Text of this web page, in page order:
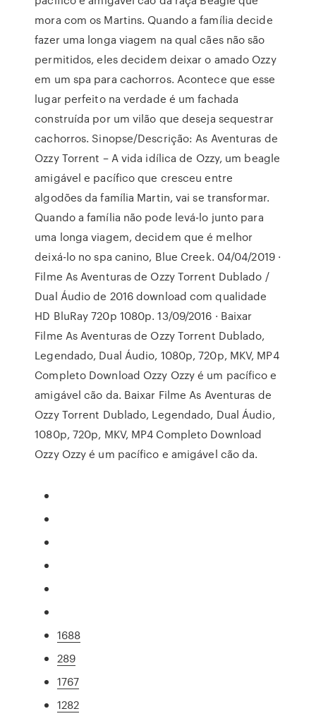
mora com os Martins. Quando a família decide
fazer uma longa viagem na qual cães não são
permitidos, eles decidem deixar o amado Ozzy
em um spa para cachorros. Acontece que esse
lugar perfeito na verdade é um fachada
construída por um vilão que deseja sequestrar
cachorros. Sinopse/Descrição: As Aventuras de
Ozzy Torrent – A vida idílica de Ozzy, um beagle
amigável e pacífico que cresceu entre
algodões da família Martin, vai se transformar.
Quando a família não pode levá-lo junto para
uma longa viagem, decidem que é melhor
deixá-lo no spa canino, Blue Creek. 04/04/2019 ·
Filme As Aventuras de Ozzy Torrent Dublado /
Dual Áudio de 2016 download com qualidade
HD BluRay 720p 1080p. 13/09/2016 · Baixar
Filme As Aventuras de Ozzy Torrent Dublado,
Legendado, Dual Áudio, 1080p, 720p, MKV, MP4
Completo Download Ozzy Ozzy é um pacífico e
amigável cão da. Baixar Filme As Aventuras de
Ozzy Torrent Dublado, Legendado, Dual Áudio,
1080p, 720p, MKV, MP4 Completo Download
Ozzy Ozzy é um pacífico e amigável cão da.
1688
289
1767
1282